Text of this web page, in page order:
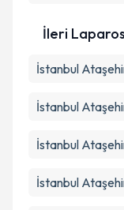
İleri
İstanbul
İstanbul
İstanbul
İstanbul